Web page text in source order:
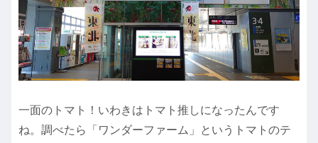
一面のトマト！いわきはトマト推しになったんです
ね。調べたら「ワンダーファーム」というトマトのテ